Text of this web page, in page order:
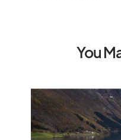
You